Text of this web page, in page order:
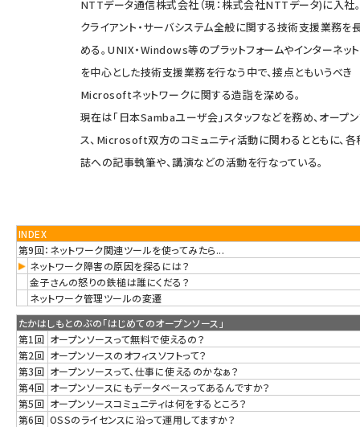
NTTデータ通信株式会社（現：株式会社NTTデータ)に入社
クライアント・サーバシステム全般に関する技術支援業務を
める。UNIX・Windows等のプラットフォームやインターネッ
を中心とした技術支援業務を行なう中で、接点ともいうべき
Microsoftネットワークに関する造詣を深める。
現在は「日本Sambaユーザ会」スタッフなどを務め、オープ
ス、Microsoft双方のコミュニティ活動に関わるとともに、
誌への記事執筆や、講演などの活動を行なっている。
INDEX
第9回：ネットワーク関連ツールを使ってみたら...
ネットワーク障害の原因を探るには？
金子さんの怒りの鉄槌は誰にくだる？
ネットワーク管理ツールの変遷
たかはしもとのぶの「はじめてのオープンソース」
第1回 オープンソースって無料で使えるの？
第2回 オープンソースのオフィスソフトって？
第3回 オープンソースって、仕事に使えるのかなぁ？
第4回 オープンソースにもデータベースってあるんですか？
第5回 オープンソースコミュニティは何をするところ？
第6回 OSSのライセンスに沿って運用してますか？